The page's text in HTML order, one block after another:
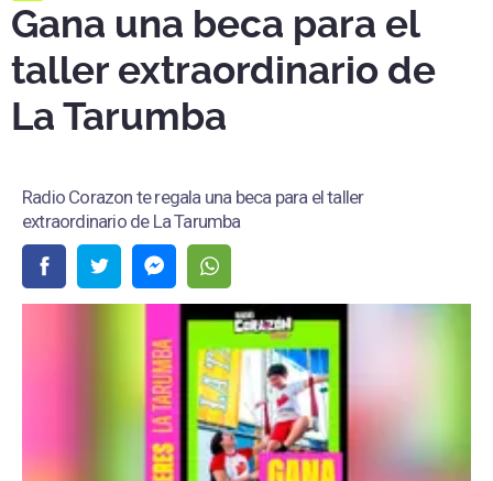
Gana una beca para el
taller extraordinario de
La Tarumba
Radio Corazon te regala una beca para el taller
extraordinario de La Tarumba